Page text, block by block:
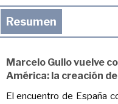
Resumen
Marcelo Gullo vuelve
América: la creación
El encuentro de España